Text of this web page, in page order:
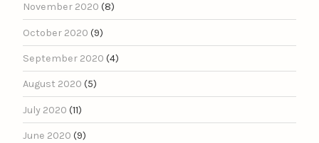
November 2020 (8)
October 2020 (9)
September 2020 (4)
August 2020 (5)
July 2020 (11)
June 2020 (9)